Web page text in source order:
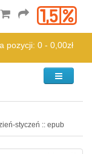
pozycji: 0 - 0,00zł
styczeń :: epub